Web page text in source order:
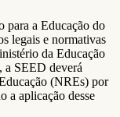
para a Educação do
legais e normativas
da Educação
a SEED deverá
(NREs) por
a aplicação desse